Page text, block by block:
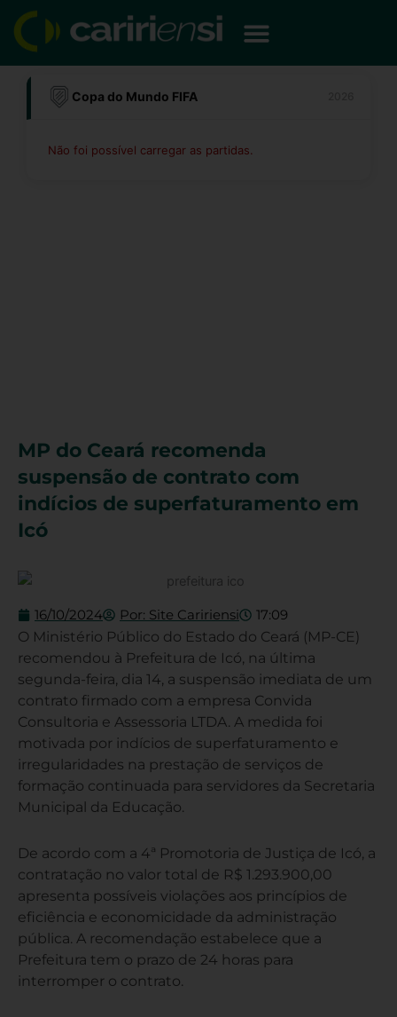
para
conteúdo
Copa do Mundo FIFA
Não foi possível carregar as partidas.
MP do Ceará recomenda
suspensão de contrato com
indícios de superfaturamento em
Icó
16/10/2024 Por: Site Caririensi 17:09
O Ministério Público do Estado do Ceará (MP-CE)
recomendou à Prefeitura de Icó, na última
segunda-feira, dia 14, a suspensão imediata de um
contrato firmado com a empresa Convida
Consultoria e Assessoria LTDA. A medida foi
motivada por indícios de superfaturamento e
irregularidades na prestação de serviços de
formação continuada para servidores da Secretaria
Municipal da Educação.
De acordo com a 4ª Promotoria de Justiça de Icó, a
contratação no valor total de R$ 1.293.900,00
apresenta possíveis violações aos princípios de
eficiência e economicidade da administração
pública. A recomendação estabelece que a
Prefeitura tem o prazo de 24 horas para
interromper o contrato.